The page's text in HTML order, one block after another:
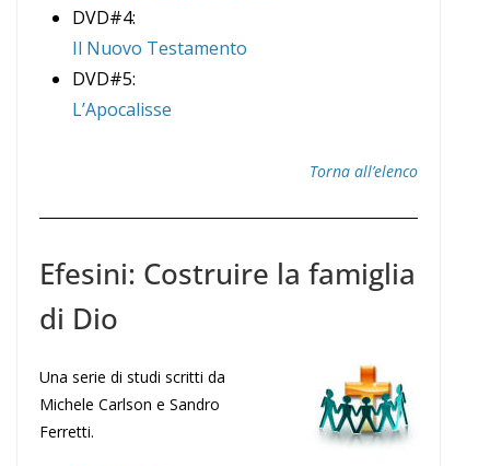
DVD#4:
Il Nuovo Testamento
DVD#5:
L’Apocalisse
Torna all’elenco
Efesini: Costruire la famiglia
di Dio
Una serie di studi scritti da
Michele Carlson e Sandro
Ferretti.